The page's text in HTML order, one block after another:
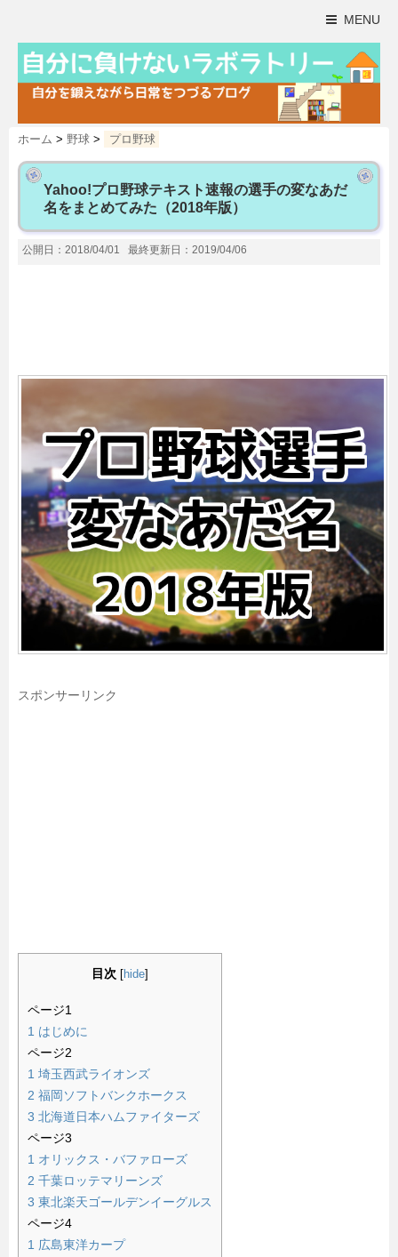
MENU
ホーム > 野球 > プロ野球
Yahoo!プロ野球テキスト速報の選手の変なあだ
名をまとめてみた（2018年版）
公開日：2018/04/01 最終更新日：2019/04/06
スポンサーリンク
目次 hide
ページ1
1 はじめに
ページ2
1 埼玉西武ライオンズ
2 福岡ソフトバンクホークス
3 北海道日本ハムファイターズ
ページ3
1 オリックス・バファローズ
2 千葉ロッテマリーンズ
3 東北楽天ゴールデンイーグルス
ページ4
1 広島東洋カープ